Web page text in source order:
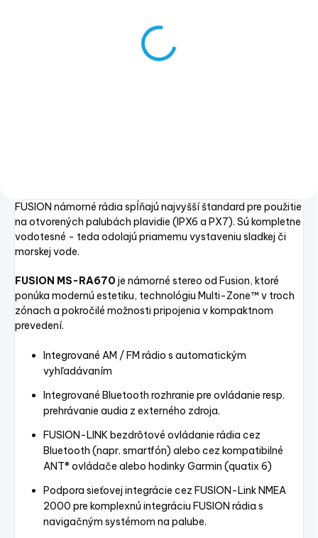
Fusion® ARX Wireless
FUSION námorné rádia spĺňajú najvyšší štandard pre použitie
na otvorených palubách plavidie (IPX6 a PX7). Sú kompletne
vodotesné - teda odolajú priamemu vystaveniu sladkej či
morskej vode.
FUSION MS-RA670 je námorné stereo od Fusion, ktoré
ponúka modernú estetiku, technológiu Multi-Zone™ v troch
zónach a pokročilé možnosti pripojenia v kompaktnom
prevedení.
Integrované AM / FM rádio s automatickým
vyhľadávaním
Integrované Bluetooth rozhranie pre ovládanie resp.
prehrávanie audia z externého zdroja.
FUSION-LINK bezdrôtové ovládanie rádia cez
Bluetooth (napr. smartfón) alebo cez kompatibilné
ANT® ovládače alebo hodinky Garmin (quatix 6)
Podpora sieťovej integrácie cez FUSION-Link NMEA
2000 pre komplexnú integráciu FUSION rádia s
navigačným systémom na palube.